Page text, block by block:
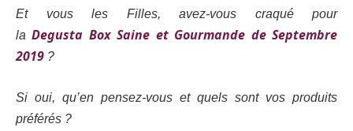
Et vous les Filles, avez-vous craqué pour
laDegusta Box Saine et Gourmande de Septembre
2019 ?
Si oui, qu’en pensez-vous et quels sont vos produits
préférés ?